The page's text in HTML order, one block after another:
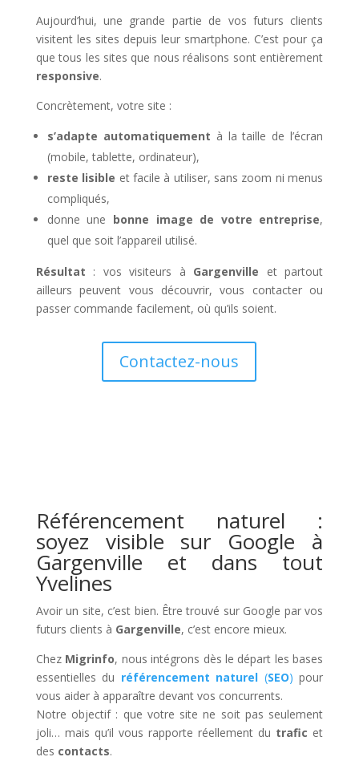
Aujourd’hui, une grande partie de vos futurs clients
visitent les sites depuis leur smartphone. C’est pour ça
que tous les sites que nous réalisons sont entièrement
responsive.
Concrètement, votre site :
s’adapte automatiquement à la taille de l’écran
(mobile, tablette, ordinateur),
reste lisible et facile à utiliser, sans zoom ni menus
compliqués,
donne une bonne image de votre entreprise,
quel que soit l’appareil utilisé.
Résultat : vos visiteurs à Gargenville et partout
ailleurs peuvent vous découvrir, vous contacter ou
passer commande facilement, où qu’ils soient.
Contactez-nous
Référencement naturel :
soyez visible sur Google à
Gargenville et dans tout
Yvelines
Avoir un site, c’est bien. Être trouvé sur Google par vos
futurs clients à Gargenville, c’est encore mieux.
Chez Migrinfo, nous intégrons dès le départ les bases
essentielles du référencement naturel (SEO) pour
vous aider à apparaître devant vos concurrents.
Notre objectif : que votre site ne soit pas seulement
joli… mais qu’il vous rapporte réellement du trafic et
des contacts.